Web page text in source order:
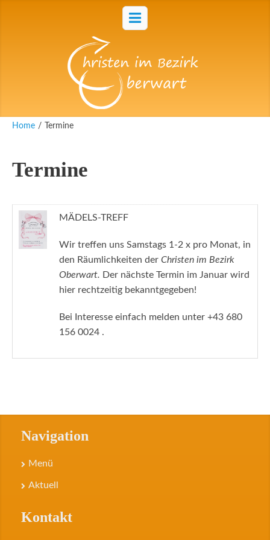
Home / Termine
Termine
MÄDELS-TREFF
Wir treffen uns Samstags 1-2 x pro Monat, in
den Räumlichkeiten der Christen im Bezirk
Oberwart. Der nächste Termin im Januar wird
hier rechtzeitig bekanntgegeben!
Bei Interesse einfach melden unter +43 680
156 0024 .
Navigation
Menü
Aktuell
Kontakt